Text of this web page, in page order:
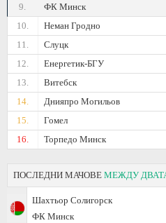
9.
ФК Минск
10.
Неман Гродно
11.
Слуцк
12.
Енергетик-БГУ
13.
Витебск
14.
Днияпро Могильов
15.
Гомел
16.
Торпедо Минск
ПОСЛЕДНИ МАЧОВЕ МЕЖДУ
Шахтьор Солигорск
ФК Минск